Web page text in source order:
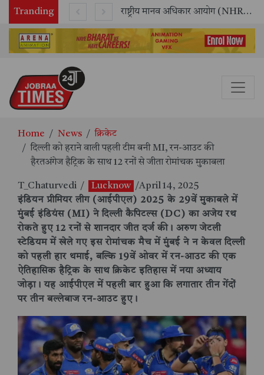
Tranding राष्ट्रीय मानव अधिकार आयोग (NHRC) के ऑनलाइन इंटर्नशिप कार्यक्रम का समापन, 21 राज्यों के छात्रों ने किया सफलतापूर्वक पूर्ण
Home News
क्रिकेट
दिल्ली को हराने वाली पहली टीम बनी MI, रन-आउट की
हैरतअंगेज हैट्रिक के साथ 12 रनों से जीता रोमांचक मुकाबला
T_Chaturvedi / Lucknow /April 14, 2025
इंडियन प्रीमियर लीग (आईपीएल) 2025 के 29वें मुकाबले में
मुंबई इंडियंस (MI) ने दिल्ली कैपिटल्स (DC) का अजेय रथ
रोकते हुए 12 रनों से शानदार जीत दर्ज की। अरुण जेटली
स्टेडियम में खेले गए इस रोमांचक मैच में मुंबई ने न केवल दिल्ली
को पहली हार थमाई, बल्कि 19वें ओवर में रन-आउट की एक
ऐतिहासिक हैट्रिक के साथ क्रिकेट इतिहास में नया अध्याय
जोड़ा। यह आईपीएल में पहली बार हुआ कि लगातार तीन गेंदों
पर तीन बल्लेबाज रन-आउट हुए।